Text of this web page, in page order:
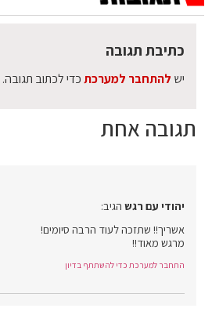
תגובה אחת
יהודי עם רגש הגיב:
אשריך!! שתזכה לעוד הרבה סיומים!
מרגש מאוד!!
התחבר למערכת כדי להשתתף בדיון
כתיבת תגובה
יש להתחבר למערכתכדי לכתוב תגובה.